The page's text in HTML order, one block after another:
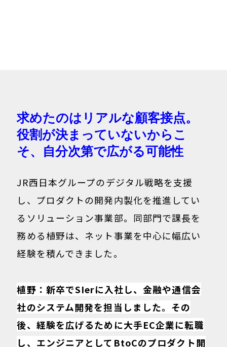
求めたのはリアルな顧客接点。
役割が決まっていないからこ
そ、自分次第で広がる可能性
JR西日本グループのデジタル戦略を支援
し、プロダクトの開発内製化を推進してい
るソリューション事業部。同部門で課長を
務める植野は、ネット事業を中心に幅広い
経験を積んできました。
植野：新卒でSIerに入社し、金融や通信会
社のシステム開発を担当しました。その
後、経験を広げるために大手EC企業に転職
し、エンジニアとしてBtoCのプロダクト開